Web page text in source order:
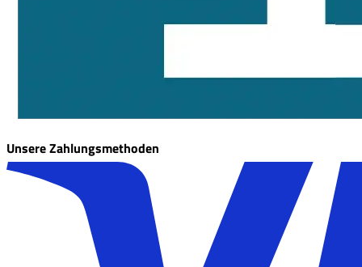
Unsere Zahlungsmethoden